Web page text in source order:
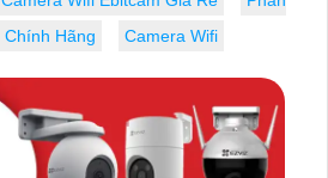
Chính Hãng
Camera Wifi